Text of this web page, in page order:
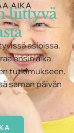
AIKA
liittyvä
asioissa.
ensin aika
tutkimukseen.
saman päivän